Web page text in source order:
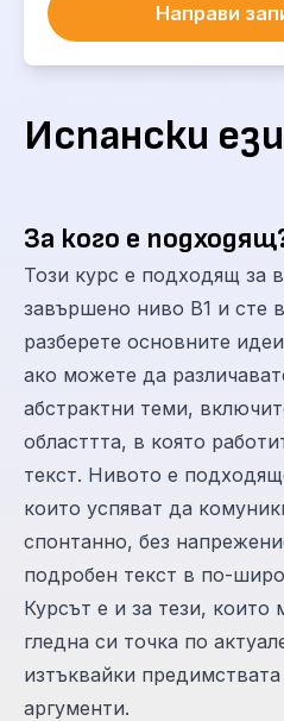
Испански
За кого е
Този курс е подходящ за
завършено ниво В1 и сте
разберете основните
ако можете да
абстрактни теми,
областтта, в която
текст. Нивото е
които успяват да
спонтанно, без
подробен текст в по-
Курсът е и за тези, които
гледна си точка по
изтъквайки
аргументи.
Направи